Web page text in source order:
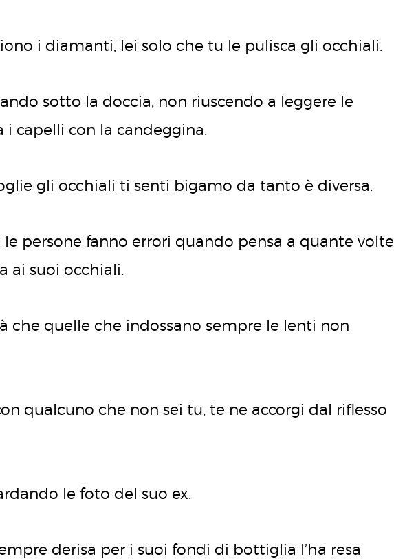
i diamanti, lei solo che tu le pulisca gli occhiali.
sotto la doccia, non riuscendo a leggere le
i capelli con la candeggina.
gli occhiali ti senti bigamo da tanto è diversa.
le persone fanno errori quando pensa a quante volte
ai suoi occhiali.
che quelle che indossano sempre le lenti non
qualcuno che non sei tu, te ne accorgi dal riflesso
le foto del suo ex.
derisa per i suoi fondi di bottiglia l’ha resa